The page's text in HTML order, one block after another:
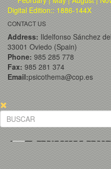
Digital Edition:: 1886-144X
CONTACT US
Address: Ildelfonso Sánchez
33001 Oviedo (Spain)
Phone: 985 285 778
Fax: 985 281 374
Email:psicothema@cop.es